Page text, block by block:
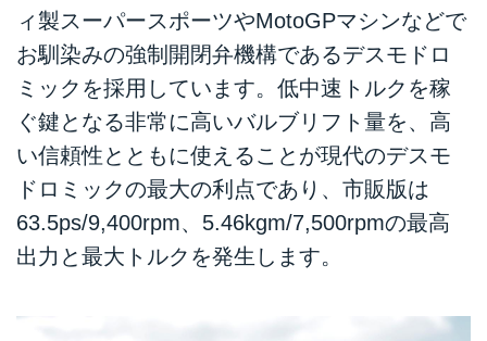
伊ドゥカティが公道用量産車とレ
ースバイクに使用するデスモドロ
ミック（強制弁開閉機構）。その
採用のメリット（およびデメリッ
ト）はいろいろあるが、その最大
のメリットは1956年の初号機完
成時から変わっていないといえる
だろう。文：宮﨑健太郎
ィ製スーパースポーツやMotoGPマシンなどで
お馴染みの強制開閉弁機構であるデスモドロ
ミックを採用しています。低中速トルクを稼
ぐ鍵となる非常に高いバルブリフト量を、高
い信頼性とともに使えることが現代のデスモ
ドロミックの最大の利点であり、市販版は
63.5ps/9,400rpm、5.46kgm/7,500rpmの最高
出力と最大トルクを発生します。